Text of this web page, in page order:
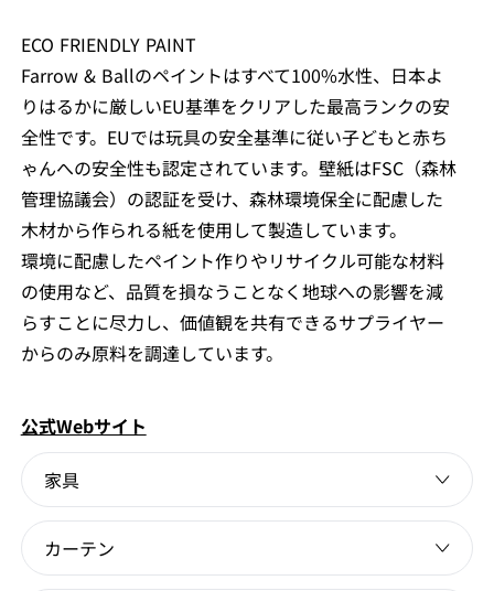
ECO FRIENDLY PAINT
Farrow & Ballのペイントはすべて100%水性、日本よ
りはるかに厳しいEU基準をクリアした最高ランクの安
全性です。EUでは玩具の安全基準に従い子どもと赤ち
ゃんへの安全性も認定されています。壁紙はFSC（森林
管理協議会）の認証を受け、森林環境保全に配慮した
木材から作られる紙を使用して製造しています。
環境に配慮したペイント作りやリサイクル可能な材料
の使用など、品質を損なうことなく地球への影響を減
らすことに尽力し、価値観を共有できるサプライヤー
からのみ原料を調達しています。
公式Webサイト
家具
カーテン